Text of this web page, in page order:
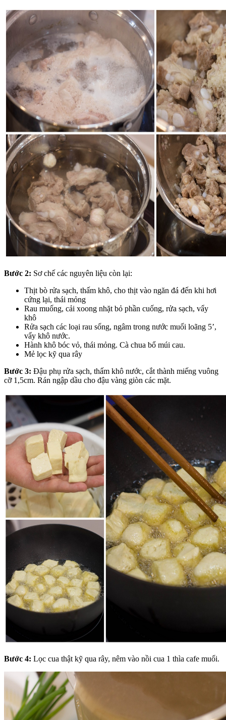
Bước 2: Sơ chế các nguyên liệu còn lại:
Thịt bò rửa sạch, thấm khô, cho thịt vào ngăn đá đến khi hơi
cứng lại, thái mỏng
Rau muống, cải xoong nhặt bỏ phần cuống, rửa sạch, vẩy
khô
Rửa sạch các loại rau sống, ngâm trong nước muối loãng 5’,
vẩy khô nước.
Hành khô bóc vỏ, thái mỏng. Cà chua bổ múi cau.
Mẻ lọc kỹ qua rây
Bước 3: Đậu phụ rửa sạch, thấm khô nước, cắt thành miếng vuông
cỡ 1,5cm. Rán ngập dầu cho đậu vàng giòn các mặt.
Bước 4: Lọc cua thật kỹ qua rây, nêm vào nồi cua 1 thìa cafe muối.